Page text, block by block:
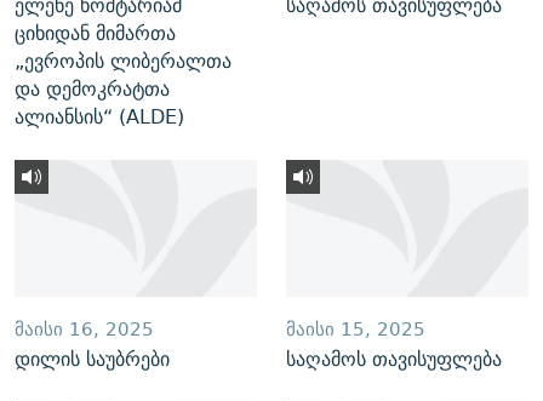
ციხიდან მიმართა
„ევროპის ლიბერალთა
და დემოკრატთა
ალიანსის“ (ALDE)
ᲛᲐᲘᲡᲘ 16, 2025
დილის საუბრები
ᲛᲐᲘᲡᲘ 15, 2025
საღამოს თავისუფლება